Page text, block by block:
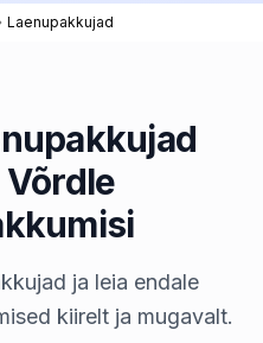
Laenupakkujad
Võrdle
ja leia endale
kiirelt ja mugavalt.